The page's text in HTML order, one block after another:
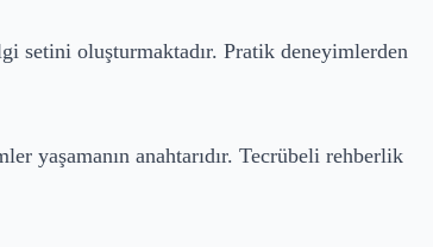
setini oluşturmaktadır. Pratik deneyimlerden
yaşamanın anahtarıdır. Tecrübeli rehberlik